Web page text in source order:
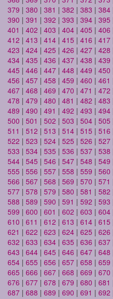
379 | 380 | 381 | 382 | 383 | 384
390 | 391 | 392 | 393 | 394 | 395
401 | 402 | 403 | 404 | 405 | 406
412 | 413 | 414 | 415 | 416 | 417
423 | 424 | 425 | 426 | 427 | 428
434 | 435 | 436 | 437 | 438 | 439
445 | 446 | 447 | 448 | 449 | 450
456 | 457 | 458 | 459 | 460 | 461
467 | 468 | 469 | 470 | 471 | 472
478 | 479 | 480 | 481 | 482 | 483
489 | 490 | 491 | 492 | 493 | 494
500 | 501 | 502 | 503 | 504 | 505
511 | 512 | 513 | 514 | 515 | 516
522 | 523 | 524 | 525 | 526 | 527
533 | 534 | 535 | 536 | 537 | 538
544 | 545 | 546 | 547 | 548 | 549
555 | 556 | 557 | 558 | 559 | 560
566 | 567 | 568 | 569 | 570 | 571
577 | 578 | 579 | 580 | 581 | 582
588 | 589 | 590 | 591 | 592 | 593
599 | 600 | 601 | 602 | 603 | 604
610 | 611 | 612 | 613 | 614 | 615
621 | 622 | 623 | 624 | 625 | 626
632 | 633 | 634 | 635 | 636 | 637
643 | 644 | 645 | 646 | 647 | 648
654 | 655 | 656 | 657 | 658 | 659
665 | 666 | 667 | 668 | 669 | 670
676 | 677 | 678 | 679 | 680 | 681
687 | 688 | 689 | 690 | 691 | 692